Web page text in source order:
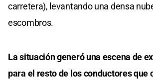
carretera), levantando una densa
escombros.
La situación generó una escena de
para el resto de los conductores que